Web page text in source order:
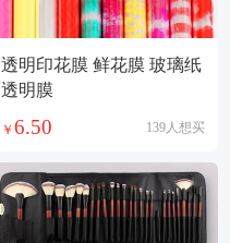
透明印花膜 鲜花膜 玻璃纸
透明膜
￥6.50 139人想买